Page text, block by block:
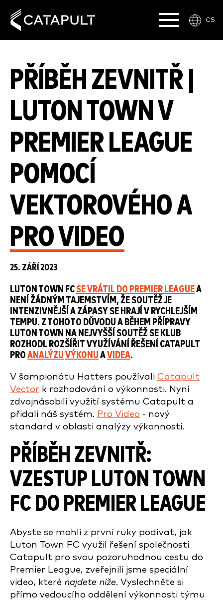
CS
PŘÍBĚH ZEVNITŘ |
LUTON TOWN V
PREMIER LEAGUE
POMOCÍ
VEKTOROVÉHO A
PRO VIDEO
25. ZÁŘÍ 2023
LUTON TOWN FC SE VRÁTIL DO PREMIER LEAGUEA
NENÍ ŽÁDNÝM TAJEMSTVÍM, ŽE SOUTĚŽ JE
INTENZIVNĚJŠÍ A ZÁPASY SE HRAJÍ V RYCHLEJŠÍM
TEMPU. Z TOHOTO DŮVODU A BĚHEM PŘÍPRAVY
LUTON TOWN NA NEJVYŠŠÍ SOUTĚŽ SE KLUB
ROZHODL ROZŠÍŘIT VYUŽÍVÁNÍ ŘEŠENÍ CATAPULT
PRO ANALÝZU VÝKONU AVIDEA.
V šampionátu Hatters používali Catapult
Vector k rozhodování o výkonnosti. Nyní
zdvojnásobili využití systému Catapult a
přidali náš systém. Pro Video - nový
standard v oblasti analýzy výkonnosti.
PŘÍBĚH ZEVNITŘ:
VZESTUP LUTON TOWN
FC DO PREMIER LEAGUE
Abyste se mohli z první ruky podívat, jak
Luton Town FC využil řešení společnosti
Catapult pro svou pozoruhodnou cestu do
Premier League, zveřejnili jsme speciální
video, které najdete níže. Vyslechněte si
přímo vedoucího oddělení výkonnosti týmu